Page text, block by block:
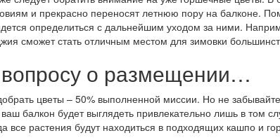
и прекрасно переносят летнюю пору на балконе.
определиться с дальнейшим уходом за ними.
сможет стать отличным местом для зимовки
о размещении…
цветы – 50% выполненной миссии. Но не
ваш балкон будет выглядеть привлекательно лишь в том
все растения будут находиться в подходящих кашпо и